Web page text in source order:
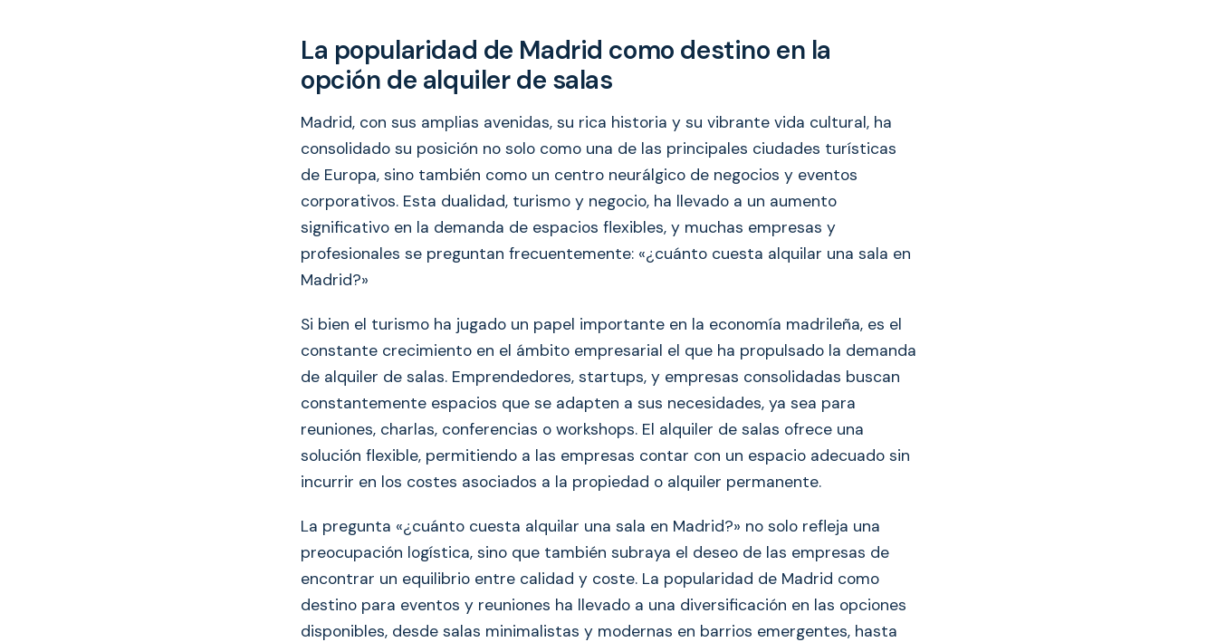
La popularidad de Madrid como destino en la
opción de alquiler de salas
Madrid, con sus amplias avenidas, su rica historia y su vibrante vida cultural, ha
consolidado su posición no solo como una de las principales ciudades turísticas
de Europa, sino también como un centro neurálgico de negocios y eventos
corporativos. Esta dualidad, turismo y negocio, ha llevado a un aumento
significativo en la demanda de espacios flexibles, y muchas empresas y
profesionales se preguntan frecuentemente: «¿cuánto cuesta alquilar una sala en
Madrid?»
Si bien el turismo ha jugado un papel importante en la economía madrileña, es el
constante crecimiento en el ámbito empresarial el que ha propulsado la demanda
de alquiler de salas. Emprendedores, startups, y empresas consolidadas buscan
constantemente espacios que se adapten a sus necesidades, ya sea para
reuniones, charlas, conferencias o workshops. El alquiler de salas ofrece una
solución flexible, permitiendo a las empresas contar con un espacio adecuado sin
incurrir en los costes asociados a la propiedad o alquiler permanente.
La pregunta «¿cuánto cuesta alquilar una sala en Madrid?» no solo refleja una
preocupación logística, sino que también subraya el deseo de las empresas de
encontrar un equilibrio entre calidad y coste. La popularidad de Madrid como
destino para eventos y reuniones ha llevado a una diversificación en las opciones
disponibles, desde salas minimalistas y modernas en barrios emergentes, hasta